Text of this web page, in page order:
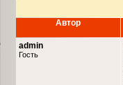
Автор
admin
Гость